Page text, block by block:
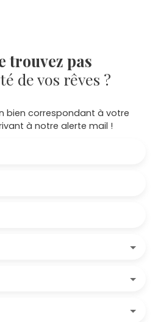
trouvez pas
de vos rêves ?
bien correspondant à votre
à notre alerte mail !